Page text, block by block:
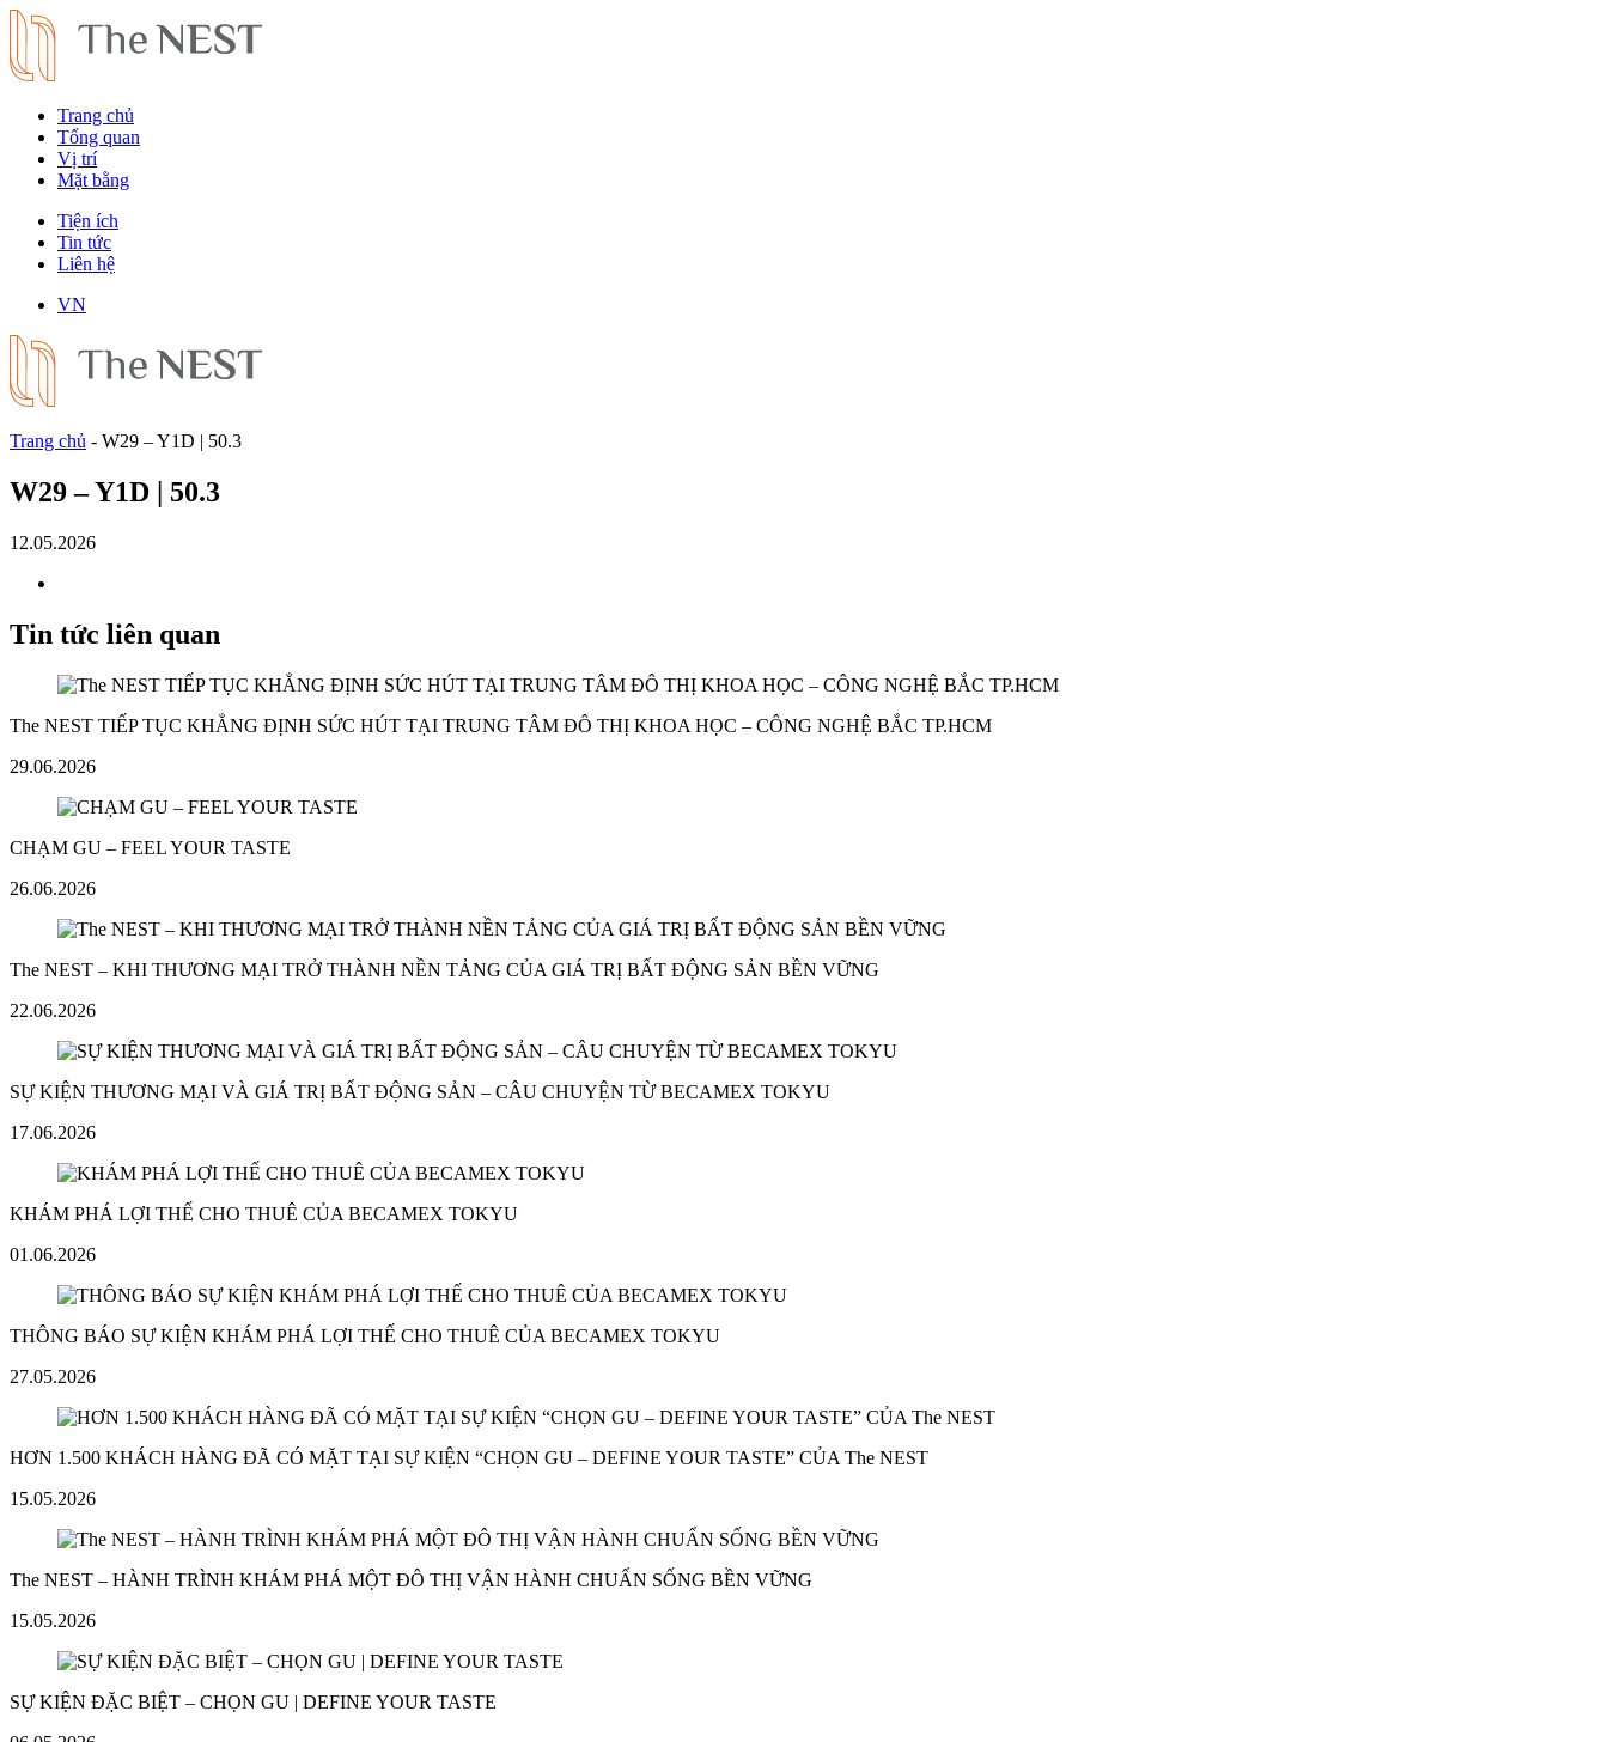
Trang chủ
Tổng quan
Vị trí
Mặt bằng
Tiện ích
Tin tức
Liên hệ
VN
Trang chủ - W29 – Y1D | 50.3
W29 – Y1D | 50.3
12.05.2026
Tin tức liên quan
The NEST TIẾP TỤC KHẲNG ĐỊNH SỨC HÚT TẠI TRUNG TÂM ĐÔ THỊ KHOA HỌC – CÔNG NGHỆ BẮC TP.HCM
29.06.2026
CHẠM GU – FEEL YOUR TASTE
26.06.2026
The NEST – KHI THƯƠNG MẠI TRỞ THÀNH NỀN TẢNG CỦA GIÁ TRỊ BẤT ĐỘNG SẢN BỀN VỮNG
22.06.2026
SỰ KIỆN THƯƠNG MẠI VÀ GIÁ TRỊ BẤT ĐỘNG SẢN – CÂU CHUYỆN TỪ BECAMEX TOKYU
17.06.2026
KHÁM PHÁ LỢI THẾ CHO THUÊ CỦA BECAMEX TOKYU
01.06.2026
THÔNG BÁO SỰ KIỆN KHÁM PHÁ LỢI THẾ CHO THUÊ CỦA BECAMEX TOKYU
27.05.2026
HƠN 1.500 KHÁCH HÀNG ĐÃ CÓ MẶT TẠI SỰ KIỆN “CHỌN GU – DEFINE YOUR TASTE” CỦA The NEST
15.05.2026
The NEST – HÀNH TRÌNH KHÁM PHÁ MỘT ĐÔ THỊ VẬN HÀNH CHUẨN SỐNG BỀN VỮNG
15.05.2026
SỰ KIỆN ĐẶC BIỆT – CHỌN GU | DEFINE YOUR TASTE